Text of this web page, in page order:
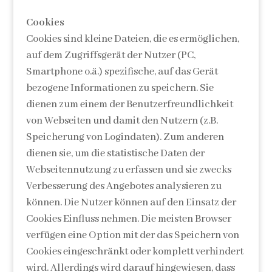
Cookies
Cookies sind kleine Dateien, die es ermöglichen,
auf dem Zugriffsgerät der Nutzer (PC,
Smartphone o.ä.) spezifische, auf das Gerät
bezogene Informationen zu speichern. Sie
dienen zum einem der Benutzerfreundlichkeit
von Webseiten und damit den Nutzern (z.B.
Speicherung von Logindaten). Zum anderen
dienen sie, um die statistische Daten der
Webseitennutzung zu erfassen und sie zwecks
Verbesserung des Angebotes analysieren zu
können. Die Nutzer können auf den Einsatz der
Cookies Einfluss nehmen. Die meisten Browser
verfügen eine Option mit der das Speichern von
Cookies eingeschränkt oder komplett verhindert
wird. Allerdings wird darauf hingewiesen, dass